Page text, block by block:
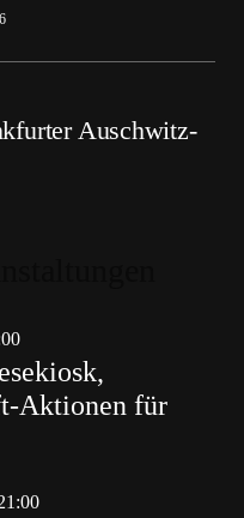
Auschwitz-
Aktionen für